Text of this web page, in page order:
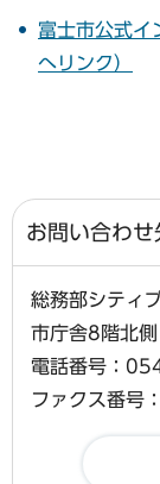
富士市公式イ
へリンク）
お問い合わせ
総務部シティ
市庁舎8階北側
電話番号：
ファクス番